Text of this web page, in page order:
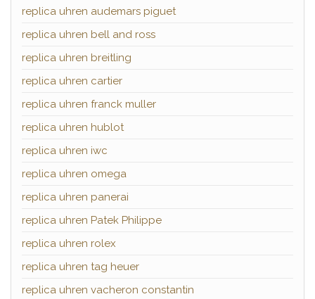
replica uhren audemars piguet
replica uhren bell and ross
replica uhren breitling
replica uhren cartier
replica uhren franck muller
replica uhren hublot
replica uhren iwc
replica uhren omega
replica uhren panerai
replica uhren Patek Philippe
replica uhren rolex
replica uhren tag heuer
replica uhren vacheron constantin